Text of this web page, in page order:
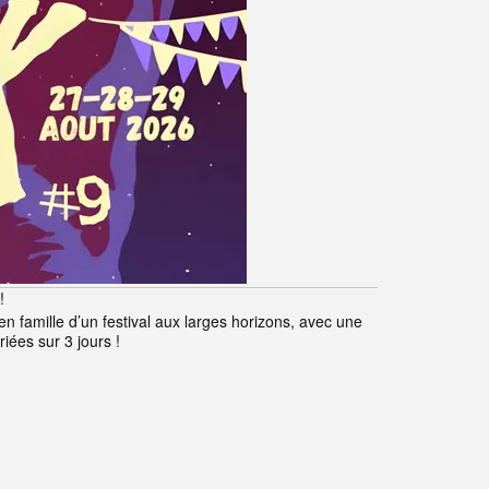
famille d’un festival aux larges horizons, avec une
sur 3 jours !